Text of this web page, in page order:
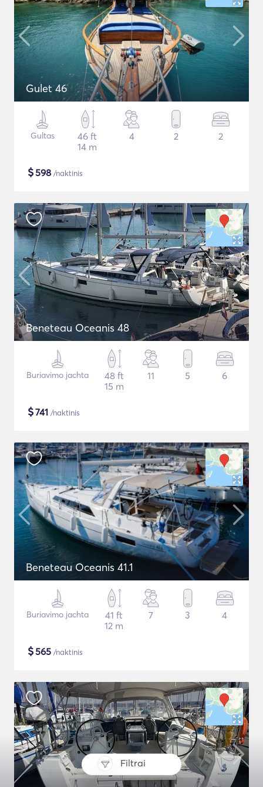
Filtrai
Gulet 46
Gultas
46 ft
14 m
4 2 2
$598 /naktinis
Beneteau Oceanis 48
Buriavimo jachta
48 ft
15 m
11 5 6
$741 /naktinis
Beneteau Oceanis 41.1
Buriavimo jachta
41 ft
12 m
7 3 4
$565 /naktinis